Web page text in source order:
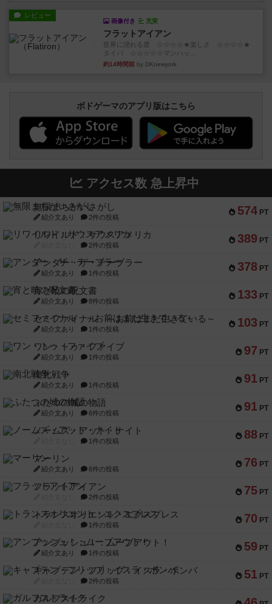
レビュー
画像付き 充実
フラットアイアン
世界に浸れる度 ☆☆☆☆★楽しさ ☆☆☆☆★
タイパ ☆☆☆☆☆マンハッ...
約14時間前 by DKnewyork
ボドゲーマのアプリ版はこちら
アクセス数 急上昇中
574 PT
無限まちがいさがし
紹介文あり 2件の投稿
389 PT
リワイルド：サウスアメリカ
2件の投稿
378 PT
アンダー・ザ・テーブラー
紹介文あり 1件の投稿
133 PT
宵と暁の呪文書
紹介文あり 8件の投稿
103 PT
セミファイナル ～お前はまだ生きている～
紹介文あり 1件の投稿
97 PT
ワン・トゥ・ファイブ
紹介文あり 1件の投稿
91 PT
南北戦争
紹介文あり 1件の投稿
91 PT
ふたつの城の物語
紹介文あり 6件の投稿
88 PT
ノームズ・アット・ナイト
1件の投稿
76 PT
マーリン
紹介文あり 6件の投稿
75 PT
フラットアイアン
2件の投稿
70 PT
トランスオリエント・エクスプレス
1件の投稿
59 PT
アンブッシュ！：ムーブアウト！
紹介文あり 1件の投稿
51 PT
キャプテン・フリップ：イスラ・ボンバ
2件の投稿
ガルフストライク